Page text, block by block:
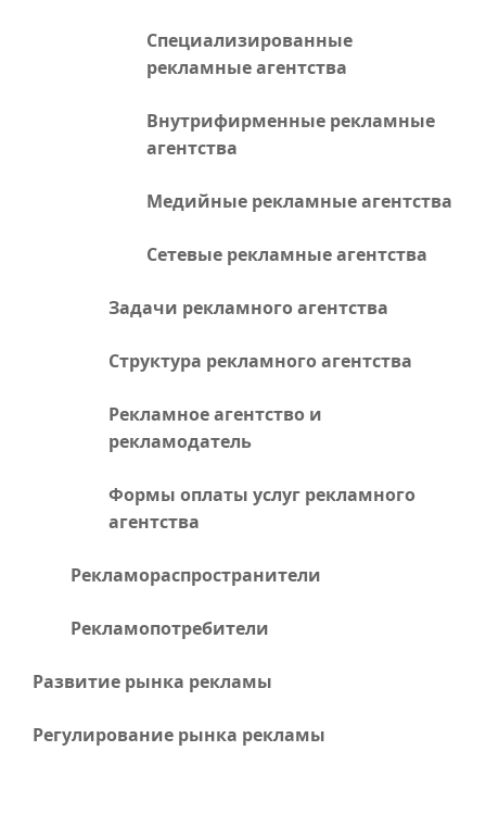
Специализированные
рекламные агентства
Внутрифирменные рекламные
агентства
Медийные рекламные агентства
Сетевые рекламные агентства
Задачи рекламного агентства
Структура рекламного агентства
Рекламное агентство и
рекламодатель
Формы оплаты услуг рекламного
агентства
Рекламораспространители
Рекламопотребители
Развитие рынка рекламы
Регулирование рынка рекламы